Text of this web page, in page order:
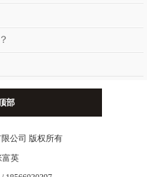
部
公司 版权所有
富英